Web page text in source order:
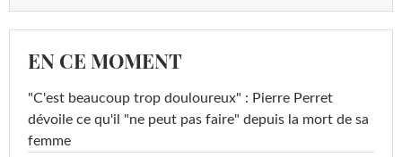
EN CE MOMENT
"C'est beaucoup trop douloureux" : Pierre Perret
dévoile ce qu'il "ne peut pas faire" depuis la mort de sa
femme